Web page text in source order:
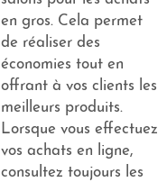
en gros. Cela permet
de réaliser des
économies tout en
offrant à vos clients les
meilleurs produits.
Lorsque vous effectuez
vos achats en ligne,
consultez toujours les